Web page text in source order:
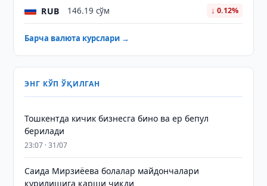
RUB 146.19 сўм ↓ 0.12%
Барча валюта курслари →
ЭНГ КЎП ЎҚИЛГАН
Тошкентда кичик бизнесга бино ва ер бепул
берилади
23:07 · 31/07
Саида Мирзиёева болалар майдончалари
қурилишига қарши чиқди